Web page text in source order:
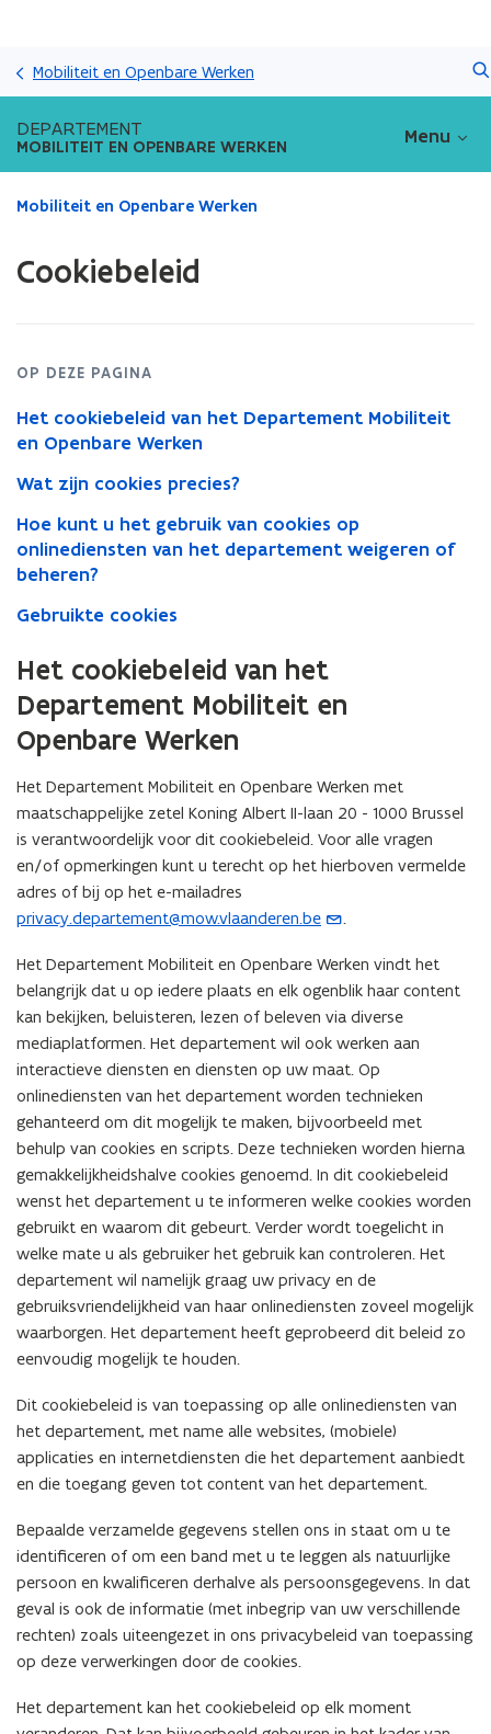
inhoud
Mobiliteit en Openbare Werken
DEPARTEMENT
MOBILITEIT EN OPENBARE WERKEN Menu
Gedaan
Cookiebeleid
Mobiliteit en Openbare Werken
Cookiebeleid
OP DEZE PAGINA
Het cookiebeleid van het Departement Mobiliteit
en Openbare Werken
Wat zijn cookies precies?
Hoe kunt u het gebruik van cookies op
onlinediensten van het departement weigeren of
beheren?
Gebruikte cookies
Het cookiebeleid van het
Departement Mobiliteit en
Openbare Werken
Het Departement Mobiliteit en Openbare Werken met
maatschappelijke zetel Koning Albert II-laan 20 - 1000 Brussel
is verantwoordelijk voor dit cookiebeleid. Voor alle vragen
en/of opmerkingen kunt u terecht op het hierboven vermelde
adres of bij op het e-mailadres
privacy.departement@mow.vlaanderen.be
(
p
e
n
t
i
n
u
w
e
-
m
a
i
l
a
p
t
i
e
)
.
Het Departement Mobiliteit en Openbare Werken vindt het
belangrijk dat u op iedere plaats en elk ogenblik haar content
kan bekijken, beluisteren, lezen of beleven via diverse
mediaplatformen. Het departement wil ook werken aan
interactieve diensten en diensten op uw maat. Op
onlinediensten van het departement worden technieken
gehanteerd om dit mogelijk te maken, bijvoorbeeld met
behulp van cookies en scripts. Deze technieken worden hierna
gemakkelijkheidshalve cookies genoemd. In dit cookiebeleid
wenst het departement u te informeren welke cookies worden
gebruikt en waarom dit gebeurt. Verder wordt toegelicht in
welke mate u als gebruiker het gebruik kan controleren. Het
departement wil namelijk graag uw privacy en de
gebruiksvriendelijkheid van haar onlinediensten zoveel mogelijk
waarborgen. Het departement heeft geprobeerd dit beleid zo
eenvoudig mogelijk te houden.
Dit cookiebeleid is van toepassing op alle onlinediensten van
het departement, met name alle websites, (mobiele)
applicaties en internetdiensten die het departement aanbiedt
en die toegang geven tot content van het departement.
Bepaalde verzamelde gegevens stellen ons in staat om u te
identificeren of om een band met u te leggen als natuurlijke
persoon en kwalificeren derhalve als persoonsgegevens. In dat
geval is ook de informatie (met inbegrip van uw verschillende
rechten) zoals uiteengezet in ons privacybeleid van toepassing
op deze verwerkingen door de cookies.
Het departement kan het cookiebeleid op elk moment